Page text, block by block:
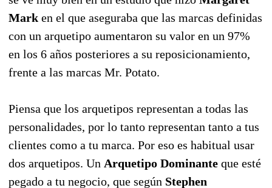
Mark en el que aseguraba que las marcas definidas
con un arquetipo aumentaron su valor en un 97%
en los 6 años posteriores a su reposicionamiento,
frente a las marcas Mr. Potato.
Piensa que los arquetipos representan a todas las
personalidades, por lo tanto representan tanto a tus
clientes como a tu marca. Por eso es habitual usar
dos arquetipos. Un Arquetipo Dominante que esté
pegado a tu negocio, que según Stephen